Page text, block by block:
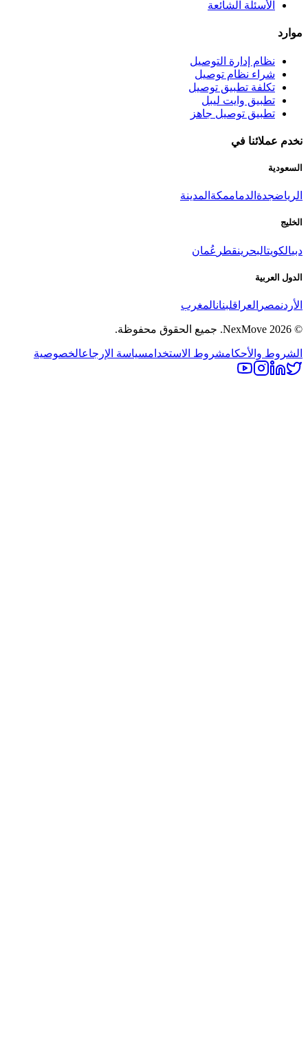
الأسئلة الشائعة
موارد
نظام إدارة التوصيل
شراء نظام توصيل
تكلفة تطبيق توصيل
تطبيق وايت ليبل
تطبيق توصيل جاهز
نخدم عملائنا في
السعودية
الرياضجدة الدماممكة المدينة
الخليج
دبيالكويتالبحرينقطر عُمان
الدول العربية
الأردنمصر العراقلبنانالمغرب
©
2026 جميع الحقوق محفوظة.
الشروط والأحكامشروط الاستخدامسياسة الإرجاعالخصوصية